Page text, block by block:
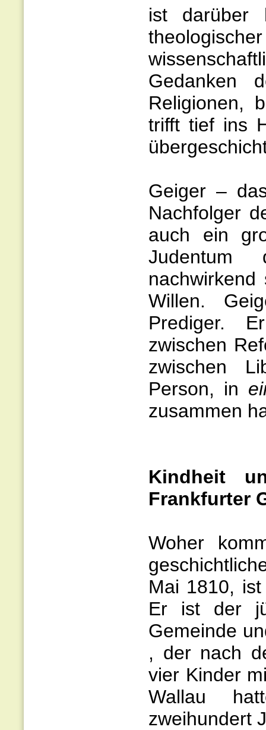
ist darüber
Gedanken
Religionen,
trifft tief ins
Geiger –
Nachfolger
auch ein
Judentum
Willen.
Prediger.
zwischen
zwischen
Person, in
zusammen
Kindheit
Frankfurter
Woher
Mai 1810,
Er ist der
Gemeinde
, der nach
vier Kinder
Wallau
zweihundert